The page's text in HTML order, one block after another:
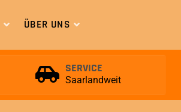
ÜBER UNS
SERVICE
Saarlandweit